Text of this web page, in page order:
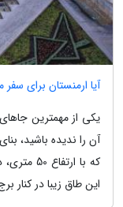
آیا ارمنستان برای
یکی از مهمترین
آن را ندیده باشید،
که با
این طاق زیبا در کنار